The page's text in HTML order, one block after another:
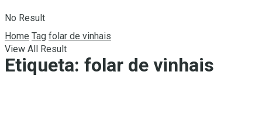
No Result
View All Result
Home Tag folar de vinhais
Etiqueta: folar de vinhais